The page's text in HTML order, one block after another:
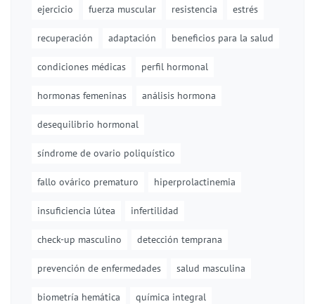
ejercicio fuerza muscular resistencia estrés
recuperación adaptación beneficios para la salud
condiciones médicas perfil hormonal
hormonas femeninas análisis hormona
desequilibrio hormonal
síndrome de ovario poliquístico
fallo ovárico prematuro hiperprolactinemia
insuficiencia lútea infertilidad
check-up masculino detección temprana
prevención de enfermedades salud masculina
biometría hemática química integral